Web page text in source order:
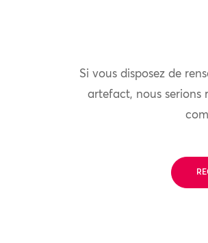
Si vous disposez de
artefact, nous serions